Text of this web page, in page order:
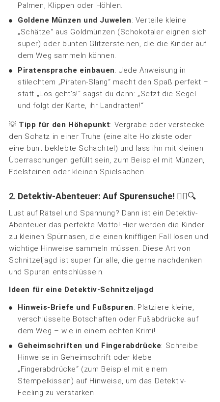
Palmen, Klippen oder Höhlen.
Goldene Münzen und Juwelen: Verteile kleine
„Schätze“ aus Goldmünzen (Schokotaler eignen sich
super) oder bunten Glitzersteinen, die die Kinder auf
dem Weg sammeln können.
Piratensprache einbauen: Jede Anweisung in
stilechtem „Piraten-Slang“ macht den Spaß perfekt –
statt „Los geht’s!“ sagst du dann: „Setzt die Segel
und folgt der Karte, ihr Landratten!“
💡 Tipp für den Höhepunkt: Vergrabe oder verstecke
den Schatz in einer Truhe (eine alte Holzkiste oder
eine bunt beklebte Schachtel) und lass ihn mit kleinen
Überraschungen gefüllt sein, zum Beispiel mit Münzen,
Edelsteinen oder kleinen Spielsachen.
2. Detektiv-Abenteuer: Auf Spurensuche! 🕵️‍♂️🔍
Lust auf Rätsel und Spannung? Dann ist ein Detektiv-
Abenteuer das perfekte Motto! Hier werden die Kinder
zu kleinen Spürnasen, die einen kniffligen Fall lösen und
wichtige Hinweise sammeln müssen. Diese Art von
Schnitzeljagd ist super für alle, die gerne nachdenken
und Spuren entschlüsseln.
Ideen für eine Detektiv-Schnitzeljagd:
Hinweis-Briefe und Fußspuren: Platziere kleine,
verschlüsselte Botschaften oder Fußabdrücke auf
dem Weg – wie in einem echten Krimi!
Geheimschriften und Fingerabdrücke: Schreibe
Hinweise in Geheimschrift oder klebe
„Fingerabdrücke“ (zum Beispiel mit einem
Stempelkissen) auf Hinweise, um das Detektiv-
Feeling zu verstärken.